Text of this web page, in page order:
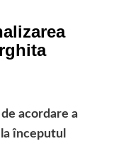
acordare a
începutul